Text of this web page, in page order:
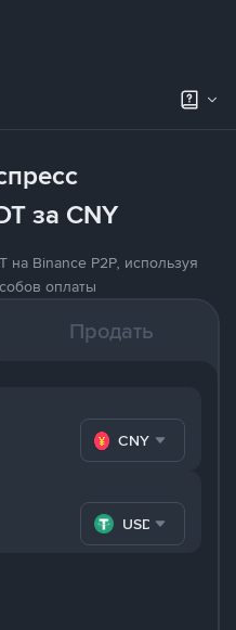
за CNY
на Binance P2P, используя
оплаты
Продать
CNY
USDT